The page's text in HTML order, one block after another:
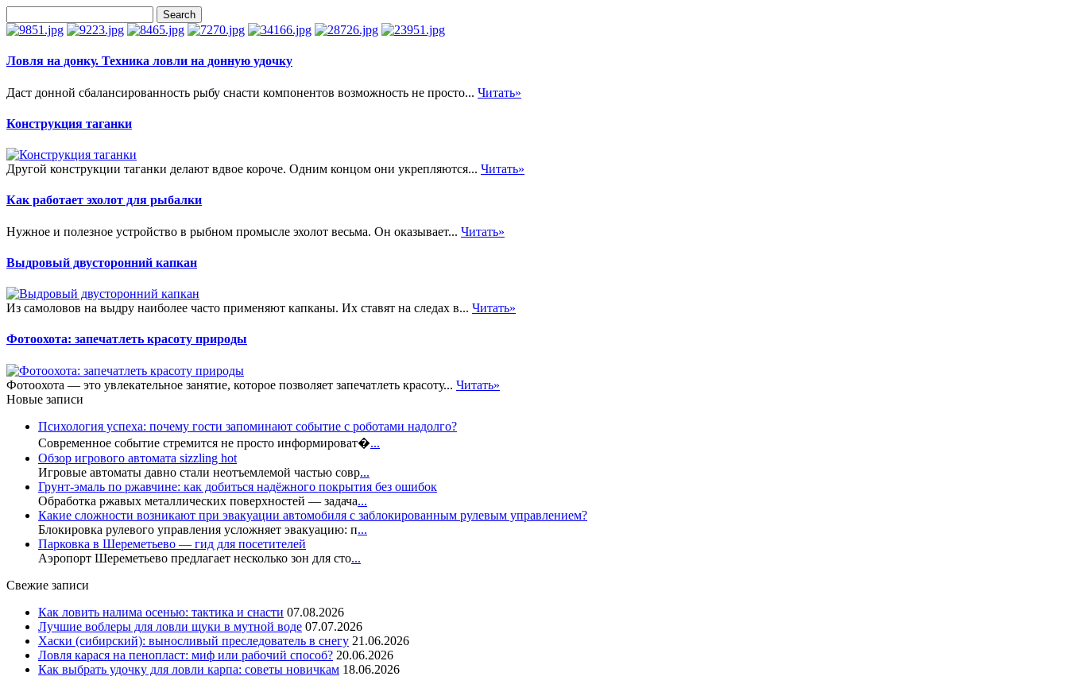
Ловля на донку. Техника ловли на донную удочку
Даст донной сбалансированность рыбу снасти компонентов возможность не просто... Читать»
Конструкция таганки
Другой конструкции таганки делают вдвое короче. Одним концом они укрепляются... Читать»
Как работает эхолот для рыбалки
Нужное и полезное устройство в рыбном промысле эхолот весьма. Он оказывает... Читать»
Выдровый двусторонний капкан
Из самоловов на выдру наиболее часто применяют капканы. Их ставят на следах в... Читать»
Фотоохота: запечатлеть красоту природы
Фотоохота — это увлекательное занятие, которое позволяет запечатлеть красоту... Читать»
Новые записи
Психология успеха: почему гости запоминают событие с роботами надолго?
Современное событие стремится не просто информироват�...
Обзор игрового автомата sizzling hot
Игровые автоматы давно стали неотъемлемой частью совр...
Грунт-эмаль по ржавчине: как добиться надёжного покрытия без ошибок
Обработка ржавых металлических поверхностей — задача...
Какие сложности возникают при эвакуации автомобиля с заблокированным рулевым управлением?
Блокировка рулевого управления усложняет эвакуацию: п...
Парковка в Шереметьево — гид для посетителей
Аэропорт Шереметьево предлагает несколько зон для сто...
Свежие записи
Как ловить налима осенью: тактика и снасти 07.08.2026
Лучшие воблеры для ловли щуки в мутной воде 07.07.2026
Хаски (сибирский): выносливый преследователь в снегу 21.06.2026
Ловля карася на пенопласт: миф или рабочий способ? 20.06.2026
Как выбрать удочку для ловли карпа: советы новичкам 18.06.2026